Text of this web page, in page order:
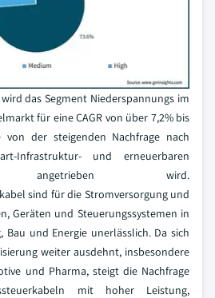
das Segment Niederspannungs im
für eine CAGR von über 7,2% bis
von der steigenden Nachfrage nach
Infrastruktur- und erneuerbaren
angetrieben wird.
sind für die Stromversorgung und
Geräten und Steuerungssystemen in
Bau und Energie unerlässlich. Da sich
weiter ausdehnt, insbesondere
und Pharma, steigt die Nachfrage
mit hoher Leistung,